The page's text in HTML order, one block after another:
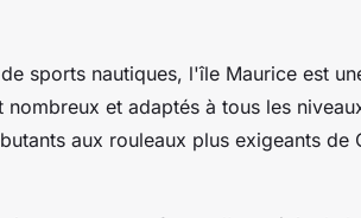
sports nautiques, l'île Maurice est
nombreux et adaptés à tous les
aux rouleaux plus exigeants de